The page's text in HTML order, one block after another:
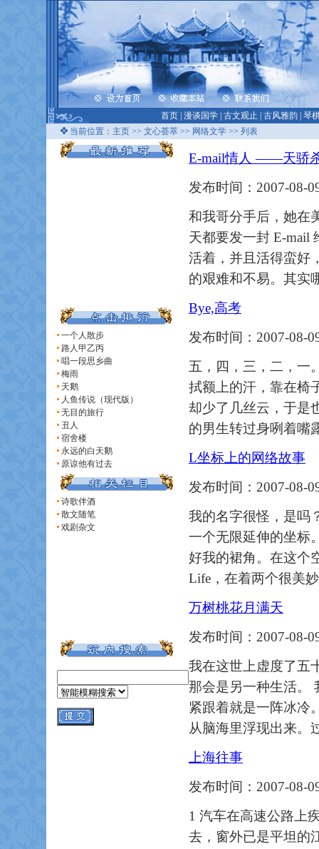
首页 漫谈国学 古文观止 古风雅韵 琴
当前位置： 主页 >> 文心荟萃 >> 网络文学 >> 列表
一个人散步
路人甲乙丙
唱一段思乡曲
梅雨
天鹅
人鱼传说（现代版）
无目的旅行
丑人
宿舍楼
永远的白天鹅
原谅他有过去
诗歌伴酒
散文随笔
戏剧杂文
E-mail情人 ——天骄
发布时间：2007-08-
和我哥分手后，她在
天都要发一封 E-mail
活着，并且活得蛮好
的艰难和不易。其实
Bye,高考
发布时间：2007-08-
五，四，三，二，一
拭额上的汗，靠在椅
却少了几丝云，于是
的男生转过身咧着嘴
L坐标上的网络故事
发布时间：2007-08-
我的名字很怪，是吗
一个无限延伸的坐标
好我的裙角。在这个
Life，在着两个很美
万树桃花月满天
发布时间：2007-08-
我在这世上虚度了五
那会是另一种生活。
紧跟着就是一阵冰冷
从脑海里浮现出来。
上海往事
发布时间：2007-08-
1 汽车在高速公路上
去，窗外已是平坦的